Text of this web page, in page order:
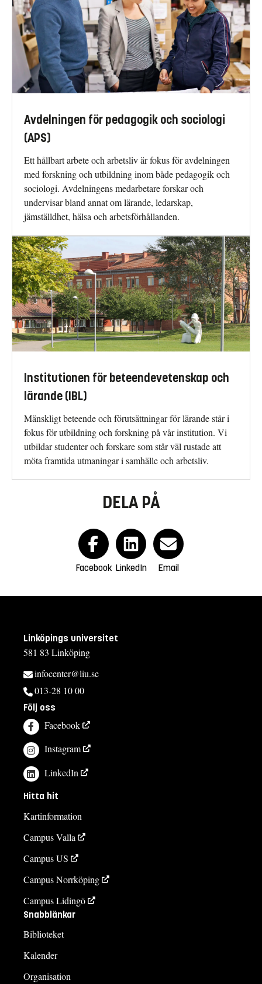
Avdelningen för pedagogik och sociologi
(APS)
Ett hållbart arbete och arbetsliv är fokus för avdelningen
med forskning och utbildning inom både pedagogik och
sociologi. Avdelningens medarbetare forskar och
undervisar bland annat om lärande, ledarskap,
jämställdhet, hälsa och arbetsförhållanden.
Institutionen för beteendevetenskap och
lärande (IBL)
Mänskligt beteende och förutsättningar för lärande står i
fokus för utbildning och forskning på vår institution. Vi
utbildar studenter och forskare som står väl rustade att
möta framtida utmaningar i samhälle och arbetsliv.
DELA PÅ
Facebook LinkedIn Email
Linköpings universitet
581 83 Linköping
infocenter@liu.se
013-28 10 00
Följ oss
Facebook
Instagram
LinkedIn
Hitta hit
Kartinformation
Campus Valla
Campus US
Campus Norrköping
Campus Lidingö
Snabblänkar
Biblioteket
Kalender
Organisation